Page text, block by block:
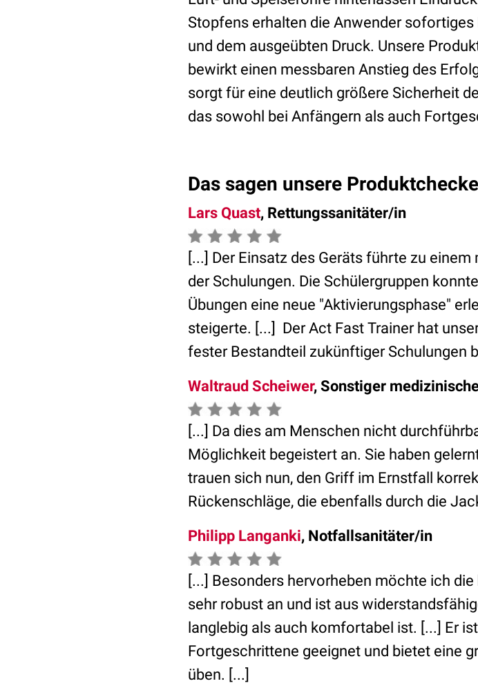
Stopfens erhalten die Anwender
und dem ausgeübten Druck. Unsere
bewirkt einen messbaren Anstieg des
sorgt für eine deutlich größere Sicherheit
das sowohl bei Anfängern als auch
Das sagen unsere
Lars Quast, Rettungssanitäter/in
[...] Der Einsatz des Geräts führte zu
der Schulungen. Die Schülergruppen
Übungen eine neue "Aktivierungsphase"
steigerte. [...] Der Act Fast Trainer hat
fester Bestandteil zukünftiger Schulungen
Waltraud Scheiwer, Sonstiger
[...] Da dies am Menschen nicht
Möglichkeit begeistert an. Sie haben
trauen sich nun, den Griff im Ernstfall
Rückenschläge, die ebenfalls durch die
Philipp Langanki, Notfallsanitäter/in
[...] Besonders hervorheben möchte ich
sehr robust an und ist aus
langlebig als auch komfortabel ist. [...] Er
Fortgeschrittene geeignet und bietet eine
üben. [...]